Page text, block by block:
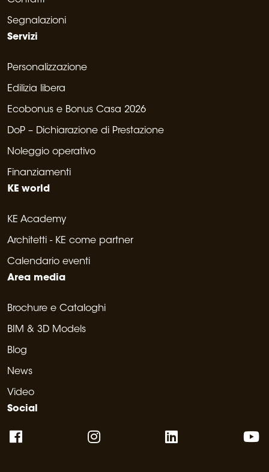
Segnalazioni
Servizi
Personalizzazione
Edilizia libera
Ecobonus e Bonus Casa 2026
DoP – Dichiarazione di Prestazione
Noleggio operativo
Finanziamenti
KE world
KE Academy
Architetti - KE come partner
Calendario eventi
Area media
Brochure e Cataloghi
BIM & 3D Models
Blog
News
Video
Social